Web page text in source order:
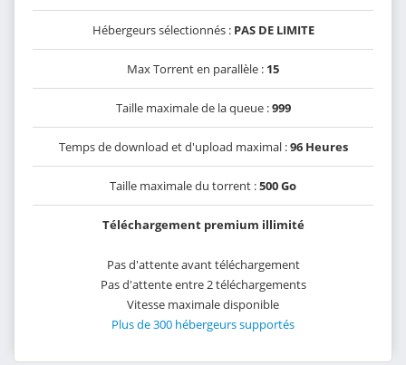
Hébergeurs sélectionnés : PAS DE LIMITE
Max Torrent en parallèle : 15
Taille maximale de la queue :999
Temps de download et d'upload maximal :96 Heures
Taille maximale du torrent :500 Go
Téléchargement premium illimité
Pas d'attente avant téléchargement
Pas d'attente entre 2 téléchargements
Vitesse maximale disponible
Plus de 300 hébergeurs supportés